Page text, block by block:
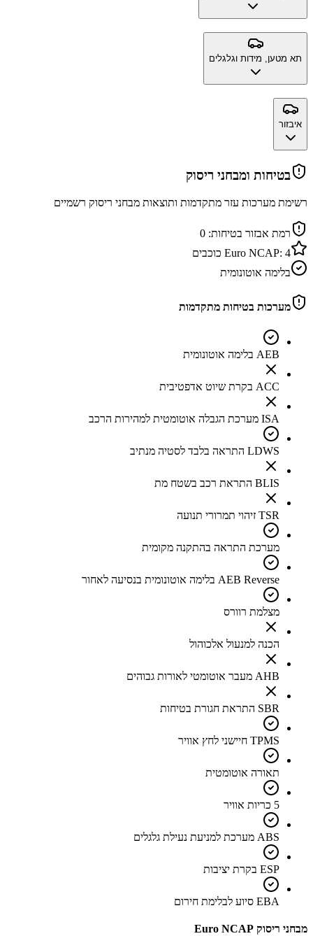
תא מטען, מידות וגלגלים
איבזור
בטיחות ומבחני ריסוק
רשימת מערכות עזר מתקדמות ותוצאות מבחני ריסוק רשמיים
רמת אבזור בטיחות: 0
Euro NCAP: 4
כוכבים
בלימה אוטונומית
מערכות בטיחות מתקדמות
AEB בלימה אוטונומית
ACC בקרת שיוט אדפטיבית
ISA מערכת הגבלה אוטומטית למהירות הרכב
LDWS התראה בלבד לסטיה מנתיב
BLIS התראת רכב בשטח מת
TSR זיהוי תמרורי תנועה
מערכת התראה בהתקנה מקומית
AEB Reverse בלימה אוטונומית בנסיעה לאחור
מצלמת רוורס
הכנה למנעול אלכוהול
AHB מעבר אוטומטי לאורות גבוהים
SBR התראת חגורת בטיחות
TPMS חיישני לחץ אוויר
תאורה אוטומטית
5 כריות אוויר
ABS מערכת למניעת נעילת גלגלים
ESP בקרת יציבות
EBA סיוע לבלימת חירום
מבחני ריסוק Euro NCAP